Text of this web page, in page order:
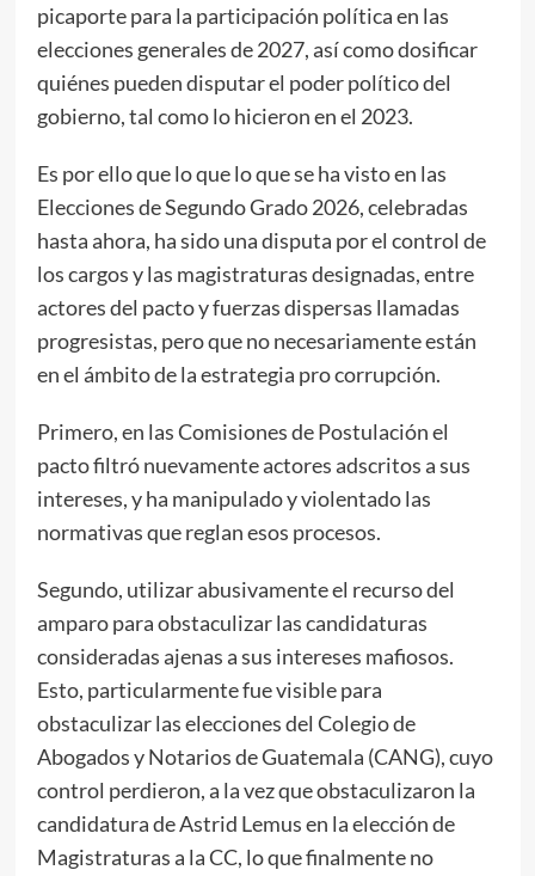
picaporte para la participación política en las
elecciones generales de 2027, así como dosificar
quiénes pueden disputar el poder político del
gobierno, tal como lo hicieron en el 2023.
Es por ello que lo que lo que se ha visto en las
Elecciones de Segundo Grado 2026, celebradas
hasta ahora, ha sido una disputa por el control de
los cargos y las magistraturas designadas, entre
actores del pacto y fuerzas dispersas llamadas
progresistas, pero que no necesariamente están
en el ámbito de la estrategia pro corrupción.
Primero, en las Comisiones de Postulación el
pacto filtró nuevamente actores adscritos a sus
intereses, y ha manipulado y violentado las
normativas que reglan esos procesos.
Segundo, utilizar abusivamente el recurso del
amparo para obstaculizar las candidaturas
consideradas ajenas a sus intereses mafiosos.
Esto, particularmente fue visible para
obstaculizar las elecciones del Colegio de
Abogados y Notarios de Guatemala (CANG), cuyo
control perdieron, a la vez que obstaculizaron la
candidatura de Astrid Lemus en la elección de
Magistraturas a la CC, lo que finalmente no